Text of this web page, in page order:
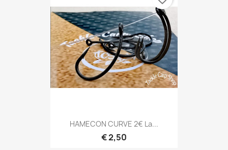
HAMECON CURVE 2€ La...
€ 2,50